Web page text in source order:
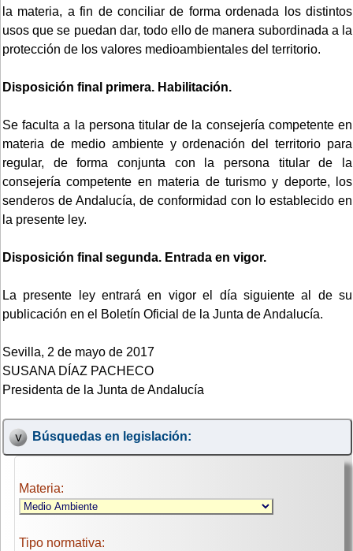
la materia, a fin de conciliar de forma ordenada los distintos
usos que se puedan dar, todo ello de manera subordinada a la
protección de los valores medioambientales del territorio.
Disposición final primera. Habilitación.
Se faculta a la persona titular de la consejería competente en
materia de medio ambiente y ordenación del territorio para
regular, de forma conjunta con la persona titular de la
consejería competente en materia de turismo y deporte, los
senderos de Andalucía, de conformidad con lo establecido en
la presente ley.
Disposición final segunda. Entrada en vigor.
La presente ley entrará en vigor el día siguiente al de su
publicación en el Boletín Oficial de la Junta de Andalucía.
Sevilla, 2 de mayo de 2017
SUSANA DÍAZ PACHECO
Presidenta de la Junta de Andalucía
Búsquedas en legislación:
Materia:
Tipo normativa: